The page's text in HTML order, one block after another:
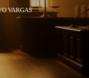
VARGAS